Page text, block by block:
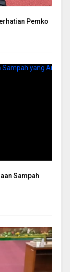
Pemko
Sampah